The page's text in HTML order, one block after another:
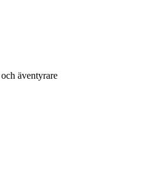
äventyrare